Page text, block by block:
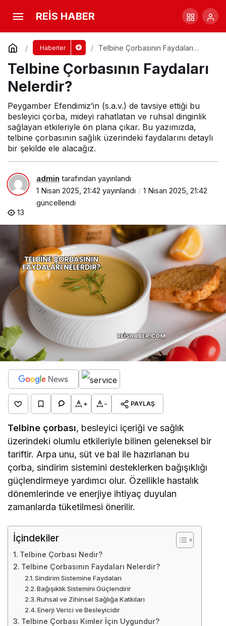
REİS HABER
Haberler
Telbine Çorbasının Faydaları
Telbine Çorbasının Faydaları
Nelerdir?
Peygamber Efendimiz’in (s.a.v.) de tavsiye ettiği bu
besleyici çorba, mideyi rahatlatan ve ruhsal dinginlik
sağlayan etkileriyle ön plana çıkar. Bu yazımızda,
telbine çorbasının sağlık üzerindeki faydalarını detaylı
bir şekilde ele alacağız.
admin tarafından yayınlandı
1 Nisan 2025, 21:42 yayınlandı
1 Nisan 2025, 21:42
güncellendi
13
+ - PAYLAŞ
Telbine çorbası, besleyici içeriği ve sağlık
üzerindeki olumlu etkileriyle bilinen geleneksel bir
tariftir. Arpa unu, süt ve bal ile hazırlanan bu
çorba, sindirim sistemini desteklerken bağışıklığı
güçlendirmeye yardımcı olur. Özellikle hastalık
dönemlerinde ve enerjiye ihtiyaç duyulan
zamanlarda tüketilmesi önerilir.
İçindekiler
Telbine Çorbası Nedir?
Telbine Çorbasının Faydaları Nelerdir?
Sindirim Sistemine Faydaları
Bağışıklık Sistemini Güçlendirir
Ruhsal ve Zihinsel Sağlığa Katkıları
Enerji Verici ve Besleyicidir
Telbine Çorbası Kimler İçin Uygundur?
Yemin Kefareti Ne Kadar?
Yorum Yap Paylaş